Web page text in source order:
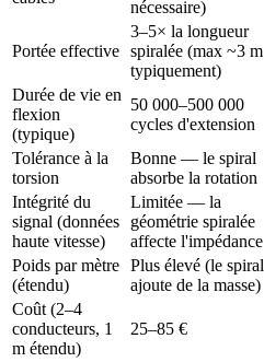
nécessaire)
Portée effective
3–5× la longueur
spiralée (max ~3 m
typiquement)
Durée de vie en
flexion
(typique)
50 000–500 000
cycles d'extension
Tolérance à la
torsion
Bonne — le spiral
absorbe la rotation
Intégrité du
signal (données
haute vitesse)
Limitée — la
géométrie spiralée
affecte l'impédance
Poids par mètre
(étendu)
Plus élevé (le spiral
ajoute de la masse)
Coût (2–4
conducteurs, 1
m étendu)
25–85 €